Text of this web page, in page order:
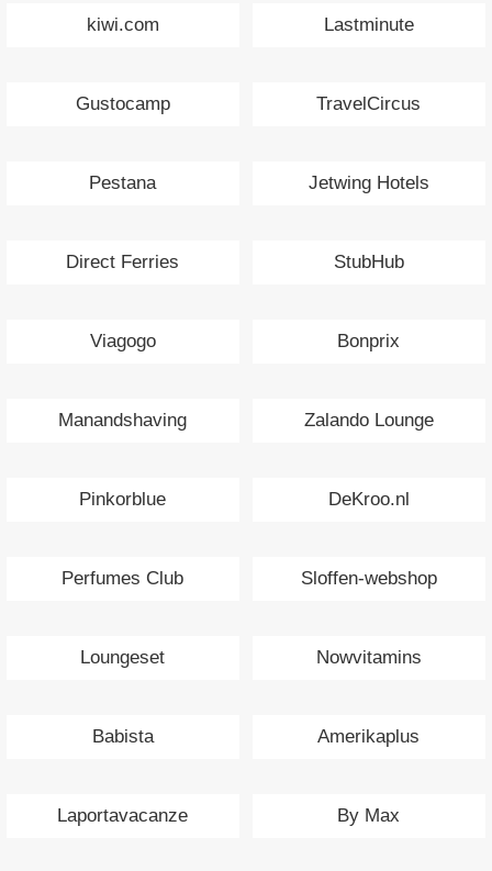
kiwi.com Lastminute
Gustocamp TravelCircus
Pestana Jetwing Hotels
Direct Ferries StubHub
Viagogo Bonprix
Manandshaving Zalando Lounge
Pinkorblue DeKroo.nl
Perfumes Club Sloffen-webshop
Loungeset Nowvitamins
Babista Amerikaplus
Laportavacanze By Max